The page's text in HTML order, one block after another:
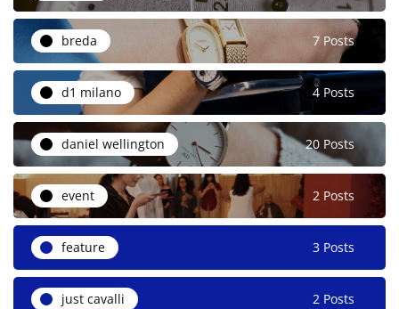
breda 7 Posts
d1 milano 4 Posts
daniel wellington 20 Posts
event 2 Posts
feature 3 Posts
just cavalli 2 Posts